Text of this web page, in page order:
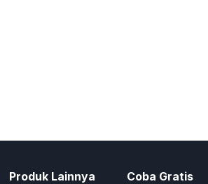
Produk Lainnya
Coba Gratis